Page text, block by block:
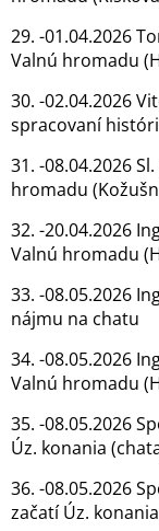
29. -01.04.2026
Valnú hromadu
30. -02.04.2026
spracovaní
31. -08.04.2026
hromadu
32. -20.04.2026
Valnú hromadu
33. -08.05.2026
nájmu na chatu
34. -08.05.2026
Valnú hromadu
35. -08.05.2026
Úz. konania
36. -08.05.2026
začatí Úz.